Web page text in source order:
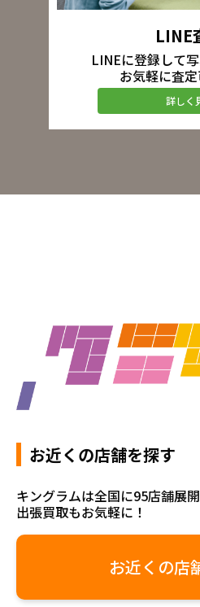
LINE
LINEに登録して写
お気軽に査定
詳しく
お近くの店舗を探す
キングラムは全国に95店舗展開
出張買取もお気軽に！
お近くの店